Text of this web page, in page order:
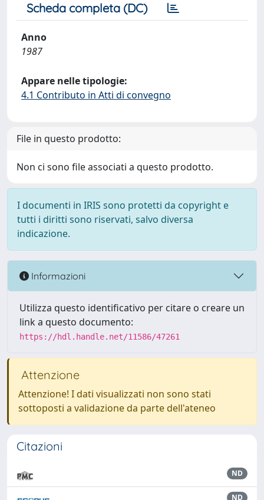
Scheda completa (DC)
Anno
1987
Appare nelle tipologie:
4.1 Contributo in Atti di convegno
File in questo prodotto:
Non ci sono file associati a questo prodotto.
I documenti in IRIS sono protetti da copyright e
tutti i diritti sono riservati, salvo diversa
indicazione.
Informazioni
Utilizza questo identificativo per citare o creare un
link a questo documento:
https://hdl.handle.net/11586/47261
Attenzione
Attenzione! I dati visualizzati non sono stati
sottoposti a validazione da parte dell'ateneo
Citazioni
ND
ND